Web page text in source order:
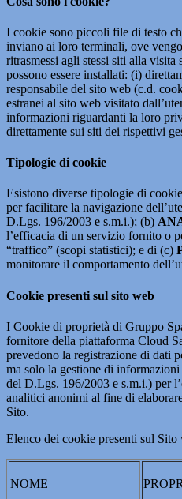
I cookie sono piccoli file di testo
inviano ai loro terminali, ove
ritrasmessi agli stessi siti alla visita
possono essere installati: (i)
responsabile del sito web (c.d.
estranei al sito web visitato
informazioni riguardanti la loro
direttamente sui siti dei rispettivi
Tipologie di cookie
Esistono diverse tipologie di
per facilitare la navigazione
D.Lgs. 196/2003 e s.m.i.); (b)
l’efficacia di un servizio fornito o
“traffico” (scopi statistici); e di (c)
monitorare il comportamento
Cookie presenti sul sito web
I Cookie di proprietà di Gruppo
fornitore della piattaforma Cloud
prevedono la registrazione di dati
ma solo la gestione di
del D.Lgs. 196/2003 e s.m.i.) per
analitici anonimi al fine di
Sito.
Elenco dei cookie presenti sul Sito
NOME